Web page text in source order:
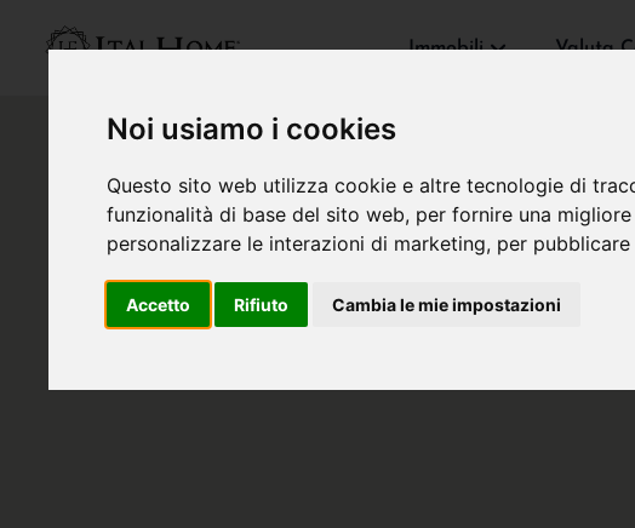
Noi usiamo i cookies
Questo sito web utilizza cookie e altre tecnologie di
funzionalità di base del sito web, per fornire una
personalizzare le interazioni di marketing, per
Accetto Rifiuto Cambia le mie impostazioni
Immobili Valuta